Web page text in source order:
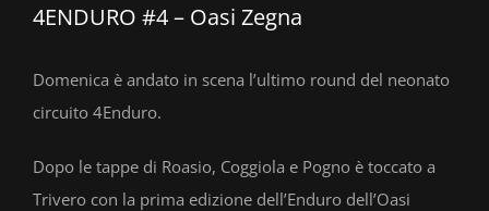
4ENDURO #4 – Oasi Zegna
Domenica è andato in scena l’ultimo round del neonato
circuito 4Enduro.
Dopo le tappe di Roasio, Coggiola e Pogno è toccato a
Trivero con la prima edizione dell’Enduro dell’Oasi